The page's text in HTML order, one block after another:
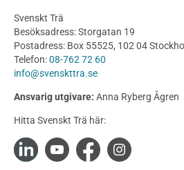
Utförande
Produkter
Konstruktionsvirke
Konstruktionsvirke Behandlat
Konstruktionsvirke
Konstruktionsvirke
Limträ
Svenskt Trä
Besöksadress: Storgatan 19
Postadress: Box 55525, 102 04
Telefon:08-762 72 60
info@svenskttra.se
Ansvarig utgivare: Anna Ryberg Ågren
Hitta Svenskt Trä här: